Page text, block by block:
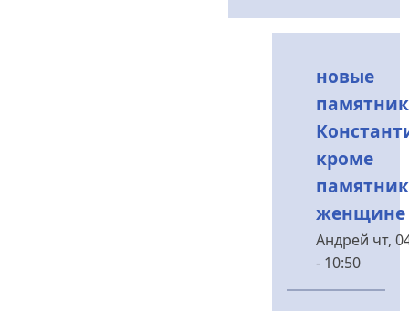
новые
кроме
женщине
Андрей чт,
- 10:50
У